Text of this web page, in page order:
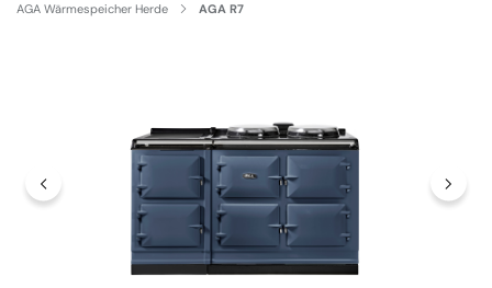
AGA Wärmespeicher Herde AGA R7